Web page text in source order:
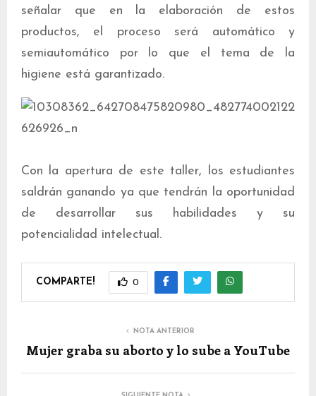
señalar que en la elaboración de estos
productos, el proceso será automático y
semiautomático por lo que el tema de la
higiene está garantizado.
Con la apertura de este taller, los estudiantes
saldrán ganando ya que tendrán la oportunidad
de desarrollar sus habilidades y su
potencialidad intelectual.
COMPARTE! 0
NOTA ANTERIOR
Mujer graba su aborto y lo sube a YouTube